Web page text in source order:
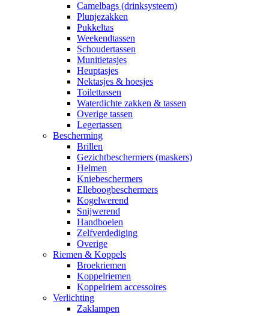
Camelbags (drinksysteem)
Plunjezakken
Pukkeltas
Weekendtassen
Schoudertassen
Munitietasjes
Heuptasjes
Nektasjes & hoesjes
Toilettassen
Waterdichte zakken & tassen
Overige tassen
Legertassen
Bescherming
Brillen
Gezichtbeschermers (maskers)
Helmen
Kniebeschermers
Elleboogbeschermers
Kogelwerend
Snijwerend
Handboeien
Zelfverdediging
Overige
Riemen & Koppels
Broekriemen
Koppelriemen
Koppelriem accessoires
Verlichting
Zaklampen